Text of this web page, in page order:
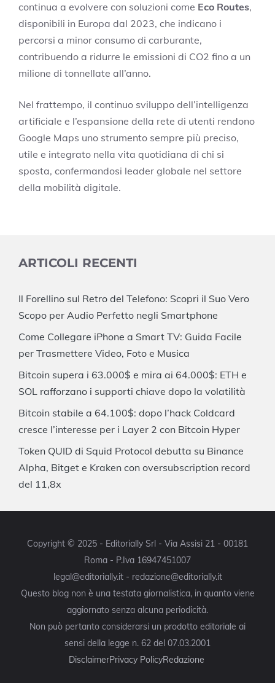
continua a evolvere con soluzioni come Eco Routes,
disponibili in Europa dal 2023, che indicano i
percorsi a minor consumo di carburante,
contribuendo a ridurre le emissioni di CO2 fino a un
milione di tonnellate all’anno.
Nel frattempo, il continuo sviluppo dell’intelligenza
artificiale e l’espansione della rete di utenti rendono
Google Maps uno strumento sempre più preciso,
utile e integrato nella vita quotidiana di chi si
sposta, confermandosi leader globale nel settore
della mobilità digitale.
ARTICOLI RECENTI
Il Forellino sul Retro del Telefono: Scopri il Suo Vero
Scopo per Audio Perfetto negli Smartphone
Come Collegare iPhone a Smart TV: Guida Facile
per Trasmettere Video, Foto e Musica
Bitcoin supera i 63.000$ e mira ai 64.000$: ETH e
SOL rafforzano i supporti chiave dopo la volatilità
Bitcoin stabile a 64.100$: dopo l’hack Coldcard
cresce l’interesse per i Layer 2 con Bitcoin Hyper
Token QUID di Squid Protocol debutta su Binance
Alpha, Bitget e Kraken con oversubscription record
del 11,8x
Copyright © 2025 - Editorially Srl - Via Assisi 21 - 00181
Roma - P.Iva 16947451007
legal@editorially.it - redazione@editorially.it
Questo blog non è una testata giornalistica, in quanto viene
aggiornato senza alcuna periodicità.
Non può pertanto considerarsi un prodotto editoriale ai
sensi della legge n. 62 del 07.03.2001
DisclaimerPrivacy PolicyRedazione